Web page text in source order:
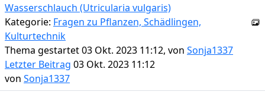
Wasserschlauch (Utricularia vulgaris)
Kategorie: Fragen zu Pflanzen, Schädlingen,
Kulturtechnik
Thema gestartet 03 Okt. 2023 11:12, von Sonja1337
Letzter Beitrag 03 Okt. 2023 11:12
von Sonja1337